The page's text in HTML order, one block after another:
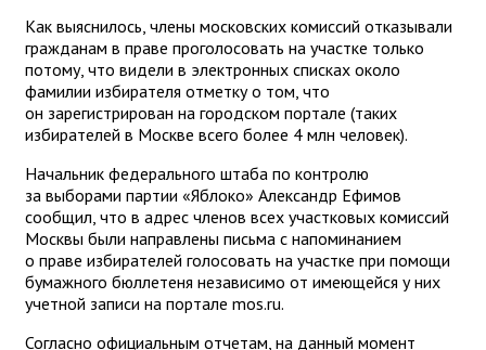
Как выяснилось, члены московских комиссий отказывали
гражданам в праве проголосовать на участке только
потому, что видели в электронных списках около
фамилии избирателя отметку о том, что
он зарегистрирован на городском портале (таких
избирателей в Москве всего более 4 млн человек).
Начальник федерального штаба по контролю
за выборами партии «Яблоко» Александр Ефимов
сообщил, что в адрес членов всех участковых комиссий
Москвы были направлены письма с напоминанием
о праве избирателей голосовать на участке при помощи
бумажного бюллетеня независимо от имеющейся у них
учетной записи на портале mos.ru.
Согласно официальным отчетам, на данный момент